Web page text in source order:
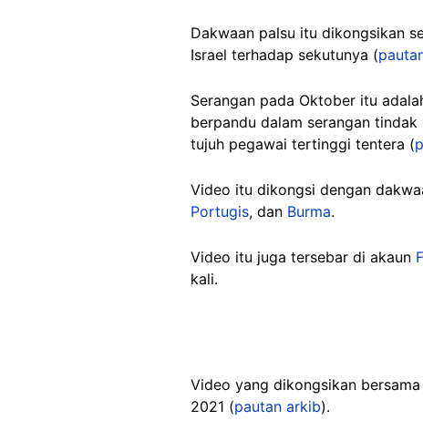
Dakwaan palsu itu dikongsikan
Israel terhadap sekutunya (
Serangan pada Oktober itu
berpandu dalam serangan
tujuh pegawai tertinggi tentera (
Video itu dikongsi dengan
Portugis, dan Burma.
Video itu juga tersebar di akaun
kali.
Video yang dikongsikan
2021 (pautan arkib).